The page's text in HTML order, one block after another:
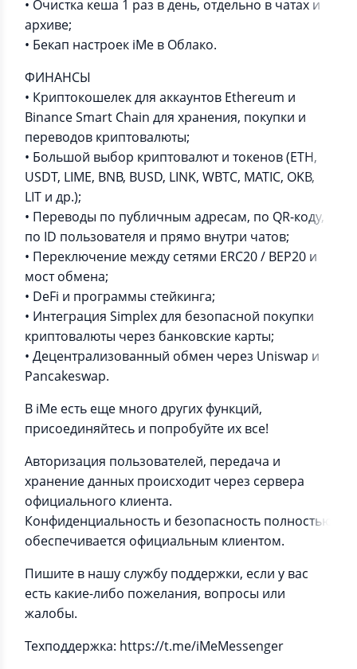
• Очистка кеша 1 раз в день, отдельно в чатах и
архиве;
• Бекап настроек iMe в Облако.
ФИНАНСЫ
• Криптокошелек для аккаунтов Ethereum и
Binance Smart Chain для хранения, покупки и
переводов криптовалюты;
• Большой выбор криптовалют и токенов (ETH,
USDT, LIME, BNB, BUSD, LINK, WBTC, MATIC, OKB,
LIT и др.);
• Переводы по публичным адресам, по QR-коду,
по ID пользователя и прямо внутри чатов;
• Переключение между сетями ERC20 / BEP20 и
мост обмена;
• DeFi и программы стейкинга;
• Интеграция Simplex для безопасной покупки
криптовалюты через банковские карты;
• Децентрализованный обмен через Uniswap и
Pancakeswap.
В iMe есть еще много других функций,
присоединяйтесь и попробуйте их все!
Авторизация пользователей, передача и
хранение данных происходит через сервера
официального клиента.
Конфиденциальность и безопасность полностью
обеспечивается официальным клиентом.
Пишите в нашу службу поддержки, если у вас
есть какие-либо пожелания, вопросы или
жалобы.
Техподдержка: https://t.me/iMeMessenger